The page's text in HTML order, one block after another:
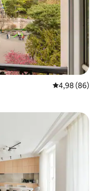
4,98 af 5 í
4,98 (86)